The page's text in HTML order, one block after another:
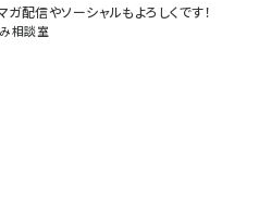
配信やソーシャルもよろしくです！
相談室